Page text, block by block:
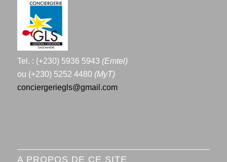
Tel. : (+230) 5936 5943 (Emtel)
ou (+230) 5252 4480 (MyT)
conciergeriegls@gmail.com
A PROPOS DE CE SITE